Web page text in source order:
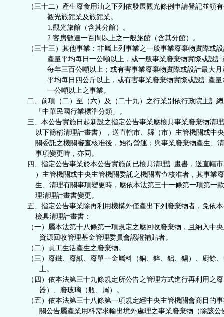
（三十二）產生廢食用油之下列依發展觀光條例申請登記並領有
觀光旅館業及旅館業。
1.觀光旅館（含其分館）。
2.客房數達一百間以上之一般旅館（含其分館）。
（三十三）其他事業：非屬上列事業之一般事業廢棄物實際或設
產量平均每日一公噸以上，或一般事業廢棄物實際或設計
每年三百公噸以上；或有害事業廢棄物實際或設計最大月
平均每日四公斤以上，或有害事業廢棄物實際或設計產量
一公噸以上之事業。
二、前項（二）至（六）及（二十九）之行業別依行政院主計總
「中華民國行業標準分類」。
三、本公告實施日起新設之指定公告事業應檢具事業廢棄物清理
以下簡稱清理計畫書），送直轄市、縣（市）主管機關或中央
關委託之機關審查核准後，始得營運；與事業廢棄物產生、清
事項變更時，亦同。
四、指定公告事業於本公告實施前已檢具清理計畫書，送直轄市
）主管機關或中央主管機關委託之機關審查核准者，其事業廢
生、清理有關事項變更時，應依本法第三十一條第一項第一款
理清理計畫書變更。
五、指定公告事業除再利用機構外僅產出下列廢棄物者，免依本
檢具清理計畫書：
（一）屬本法第十八條第一項規定之應回收廢棄物，且納入中央
資源回收管理基金管理委員會認證補貼者。
（二）員工生活產生之廢棄物。
（三）廢鐵、廢紙、廢單一金屬料（銅、鋅、鋁、錫）、廚餘、
土。
（四）依本法第三十九條規定所公告之管理方式進行再利用之廢
器）、廢玻璃（瓶、屑）。
（五）依本法第三十八條第一項規定經中央主管機關會商目的事
關公告屬產業用料需求輸出境外處理之事業廢棄物（除該公